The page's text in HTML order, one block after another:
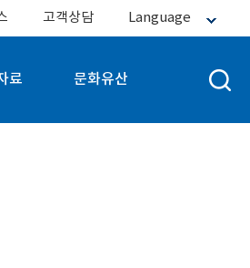
고객상담 Language
료 문화유산